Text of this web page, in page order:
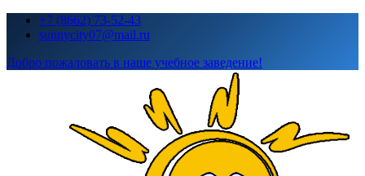
Перейти+7 (8662) 73-52-43
sunnycity07@mail.ru
Добро пожаловать в наше учебное заведение!